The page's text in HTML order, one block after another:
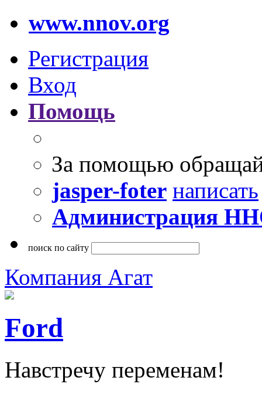
www.nnov.org
Регистрация
Вход
Помощь
За помощью
jasper-foter написать
Администрация
поиск по сайту
Компания Агат
Ford
Навстречу переменам!